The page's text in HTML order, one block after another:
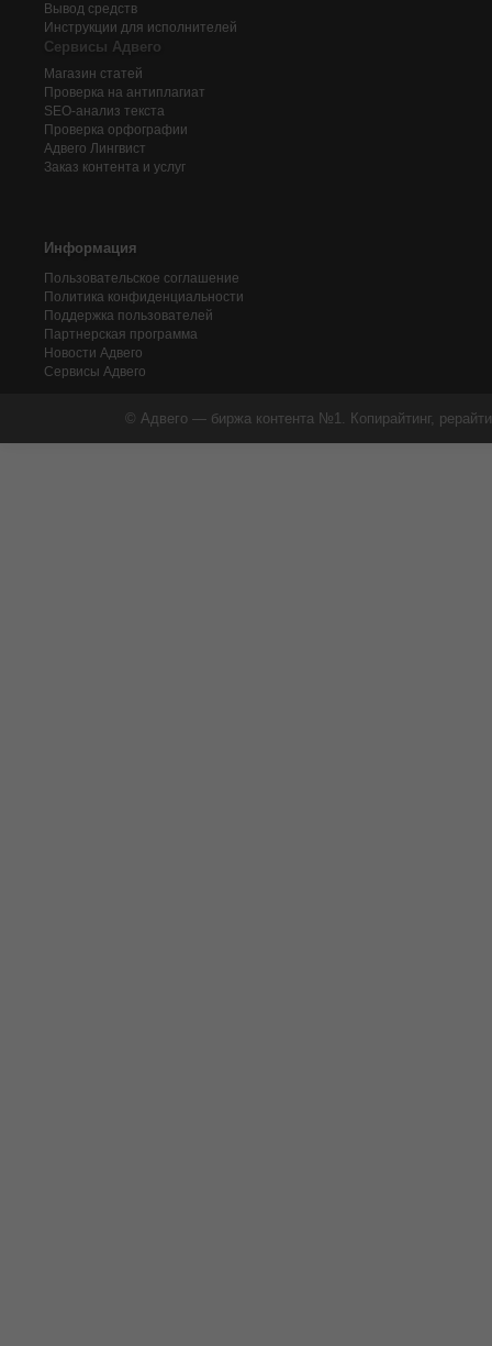
Вывод средств
Инструкции для исполнителей
Сервисы Адвего
Магазин статей
Проверка на антиплагиат
SEO-анализ текста
Проверка орфографии
Адвего Лингвист
Заказ контента и услуг
Информация
Пользовательское соглашение
Политика конфиденциальности
Поддержка пользователей
Партнерская программа
Новости Адвего
Сервисы Адвего
© Адвего — биржа контента №1. Копирайтинг,